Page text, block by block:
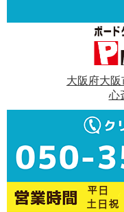
大阪府大
心